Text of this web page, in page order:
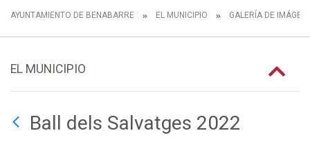
AYUNTAMIENTO DE BENABARRE EL MUNICIPIO GALERÍA DE
EL MUNICIPIO
Ball dels Salvatges 2022